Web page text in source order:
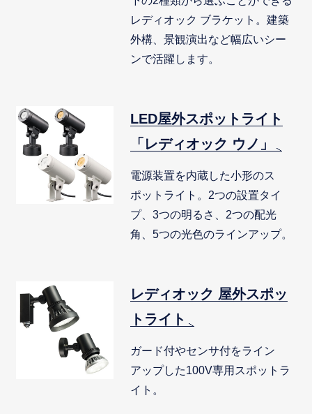
レディオック ブラケット。建築
外構、景観演出など幅広いシー
ンで活躍します。
LED屋外スポットライト
「レディオック ウノ」
電源装置を内蔵した小形のス
ポットライト。2つの設置タイ
プ、3つの明るさ、2つの配光
角、5つの光色のラインアップ。
レディオック 屋外スポッ
トライト
ガード付やセンサ付をライン
アップした100V専用スポットラ
イト。